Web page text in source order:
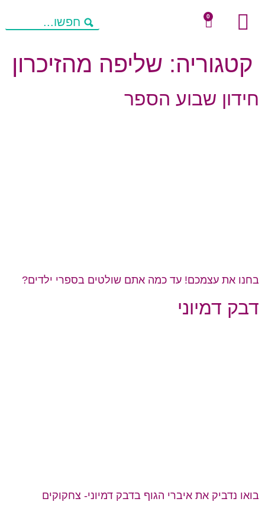
0
קטגוריה: שליפה מהזיכרון
חידון שבוע הספר
בחנו את עצמכם! עד כמה אתם שולטים בספרי ילדים?
דבק דמיוני
בואו נדביק את איברי הגוף בדבק דמיוני- צחקוקים